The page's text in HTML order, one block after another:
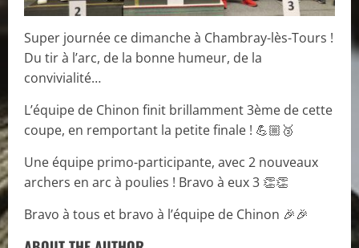
Super journée ce dimanche à Chambray-lès-Tours !
Du tir à l’arc, de la bonne humeur, de la
convivialité…
L’équipe de Chinon finit brillamment 3ème de cette
coupe, en remportant la petite finale ! 💪🏼🥉
Une équipe primo-participante, avec 2 nouveaux
archers en arc à poulies ! Bravo à eux 3 👏👏
Bravo à tous et bravo à l’équipe de Chinon 🎉🎉